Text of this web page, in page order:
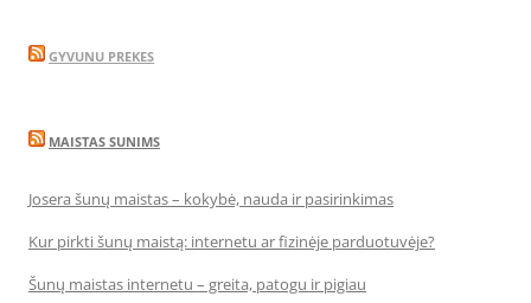
GYVUNU PREKES
MAISTAS SUNIMS
Josera šunų maistas – kokybė, nauda ir pasirinkimas
Kur pirkti šunų maistą: internetu ar fizinėje parduotuvėje?
Šunų maistas internetu – greita, patogu ir pigiau